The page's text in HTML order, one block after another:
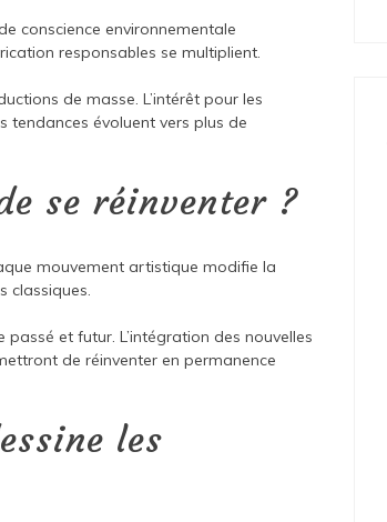
conscience environnementale
responsables se multiplient.
de masse. L’intérêt pour les
tendances évoluent vers plus de
se réinventer ?
mouvement artistique modifie la
classiques.
et futur. L’intégration des nouvelles
de réinventer en permanence
les